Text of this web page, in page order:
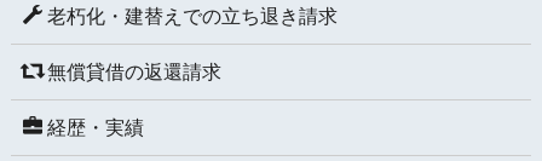
老朽化・建替えでの立ち退き請求
無償貸借の返還請求
経歴・実績